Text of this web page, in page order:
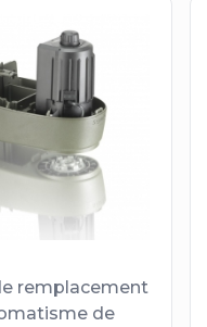
remplacement
de